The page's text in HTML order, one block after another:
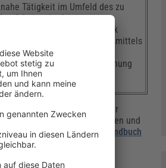
Tätigkeit im Umfeld des zu
Arbeitsmittels
zum Stand der Technik
des zu prüfenden Arbeitsmittels
Weiterbildung,
bei längerer Unterbrechung
nicht, denn mit seiner
von elektrischen und
im„Prüfhandbuch
aus der Praxis.